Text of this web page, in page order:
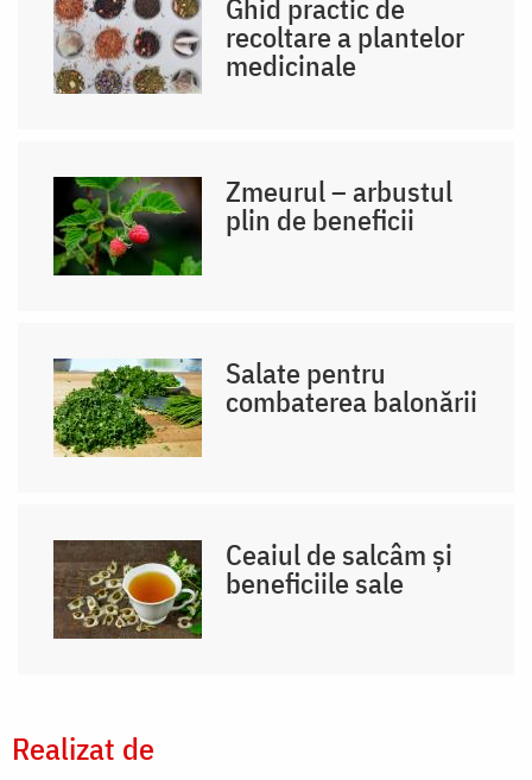
Ghid practic de
recoltare a plantelor
medicinale
Zmeurul – arbustul
plin de beneficii
Salate pentru
combaterea balonării
Ceaiul de salcâm și
beneficiile sale
Realizat de